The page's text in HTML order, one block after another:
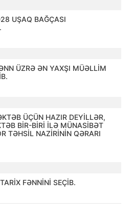
UŞAQ BAĞÇASI
ÜZRƏ ƏN YAXŞI MÜƏLLİM
ÜÇÜN HAZIR DEYİLLƏR,
BİR-BİRİ İLƏ MÜNASİBƏT
TƏHSİL NAZİRİNİN QƏRARI
FƏNNİNİ SEÇİB.